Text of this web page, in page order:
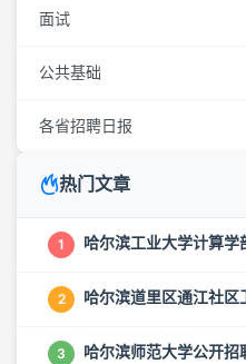
面试
公共基础
各省招聘日报
热门文章
1 哈尔滨工业大学计算
2 哈尔滨道里区通江社
3 哈尔滨师范大学公开招